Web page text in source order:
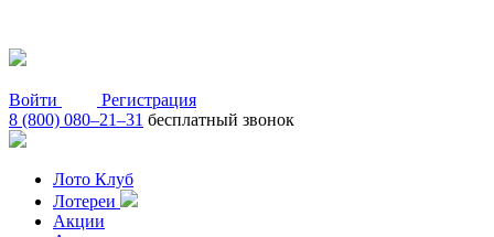
Войти
Регистрация
8 (800) 080–21–31 бесплатный звонок
Лото Клуб
Лотереи
Акции